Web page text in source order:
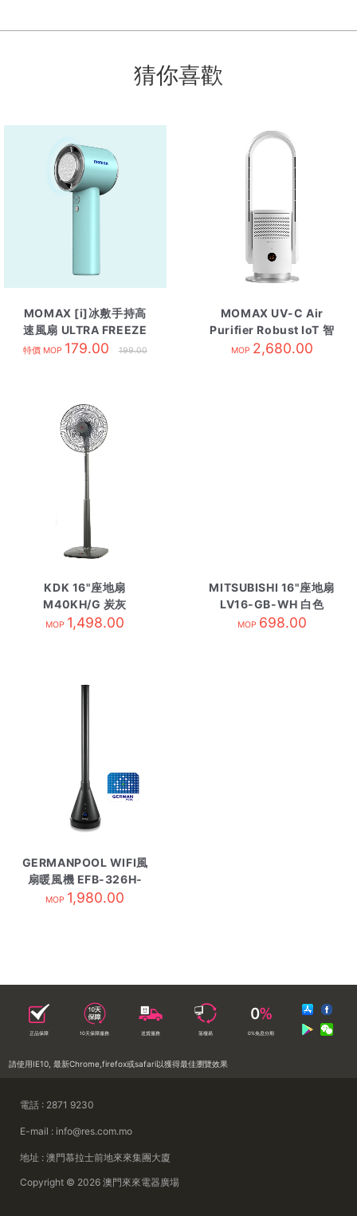
猜你喜歡
MOMAX [i]冰敷手持高
速風扇 ULTRA FREEZE
藍色
特價 MOP 179.00 199.00
MOMAX UV-C Air
Purifier Robust IoT 智
能紫外光空清機
MOP 2,680.00
KDK 16"座地扇
M40KH/G 炭灰
MOP 1,498.00
MITSUBISHI 16"座地扇
LV16-GB-WH 白色
MOP 698.00
GERMANPOOL WIFI風
扇暖風機 EFB-326H-
SC
MOP 1,980.00
正品保障 10天保障服務 送貨服務 落樓易 0%免息分期
請使用IE10, 最新Chrome,firefox或safari以獲得最佳瀏覽效果
電話 : 2871 9230
E-mail : info@res.com.mo
地址 : 澳門慕拉士前地來來集團大廈
Copyright © 2026 澳門來來電器廣場